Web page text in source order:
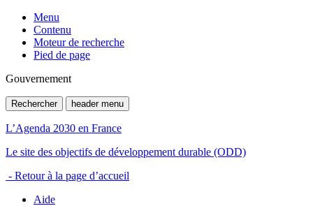
Menu
Contenu
Moteur de recherche
Pied de page
Gouvernement
Rechercher header menu
L’Agenda 2030 en France
Le site des objectifs de développement durable (ODD)
- Retour à la page d’accueil
Aide